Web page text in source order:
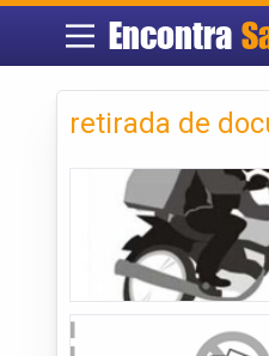
Encontra
retirada de